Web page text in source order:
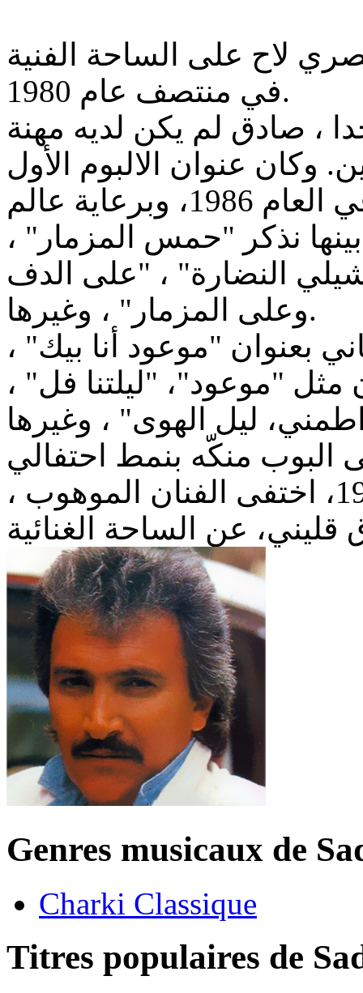
لاح على الساحة الفنية
في منتصف عام 1980.
، صادق لم يكن لديه مهنة
وكان عنوان الالبوم الأول
"ربك هو العالم" ، الذي صدر في العام 1986، وبرعاية عالم
ومن بينها نذكر "حمس المزمار" ،
النضارة" ، "على الدف
وعلى المزمار" ، وغيرها.
الثاني بعنوان "موعود أنا بيك" ،
عالم الفن ويضم 8 أغان مثل "موعود"، "ليلتنا فل" ،
ومع ذلك ، منذ بداية عام 1990، اختفى الفنان الموهوب ،
Genres musicaux de
Charki Classique
Titres populaires de